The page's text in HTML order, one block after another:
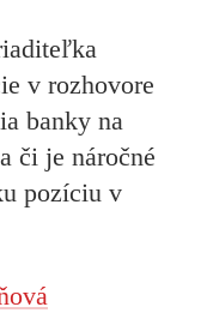
v rozhovore
banky na
či je náročné
pozíciu v